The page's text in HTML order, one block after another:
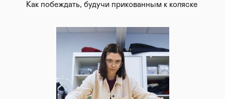
Как побеждать, будучи прикованным к коляске